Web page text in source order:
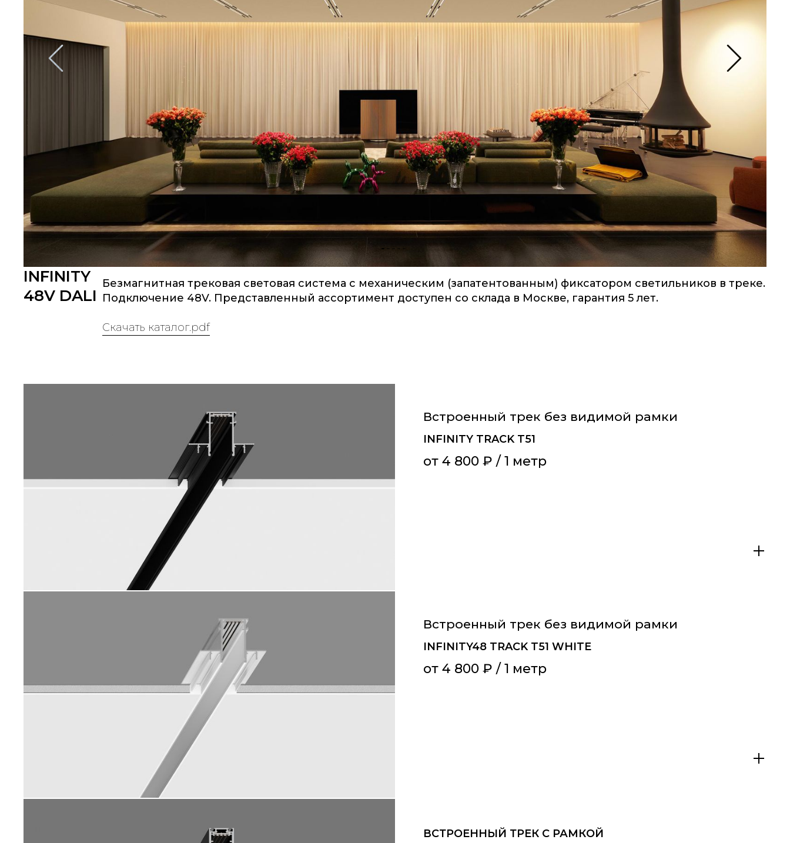
INFINITY
48V DALI
Безмагнитная трековая световая система с механическим (запатентованным) фиксатором светильников в треке.
Подключение 48V. Представленный ассортимент доступен со склада в Москве, гарантия 5 лет.
Скачать каталог.pdf
Встроенный трек без видимой рамки
INFINITY TRACK T51
от 4 800 ₽ / 1 метр
Встроенный трек без видимой рамки
INFINITY48 TRACK T51 WHITE
от 4 800 ₽ / 1 метр
ВСТРОЕННЫЙ ТРЕК С РАМКОЙ